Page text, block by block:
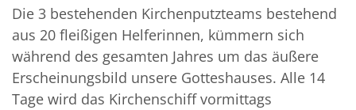
Die 3 bestehenden Kirchenputzteams bestehend
aus 20 fleißigen Helferinnen, kümmern sich
während des gesamten Jahres um das äußere
Erscheinungsbild unsere Gotteshauses. Alle 14
Tage wird das Kirchenschiff vormittags